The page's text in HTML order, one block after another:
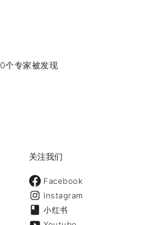
0个专家被发现
关注我们
Facebook
Instagram
小红书